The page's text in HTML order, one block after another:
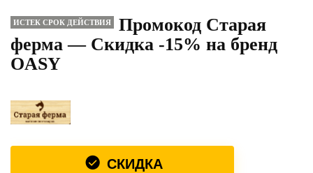
ИСТЕК СРОК ДЕЙСТВИЯ
Промокод Старая
ферма — Скидка -15% на бренд
OASY
СКИДКА